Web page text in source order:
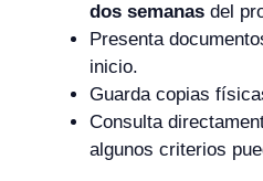
dos semanas del
Presenta
inicio.
Guarda copias
Consulta
algunos criterios